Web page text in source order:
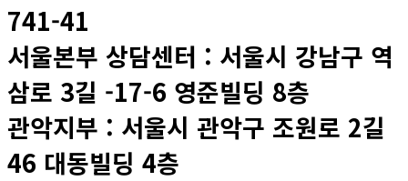
741-41
서울본부 상담센터 : 서울시 강남구 역
삼로 3길 -17-6 영준빌딩 8층
관악지부 : 서울시 관악구 조원로 2길
46 대동빌딩 4층